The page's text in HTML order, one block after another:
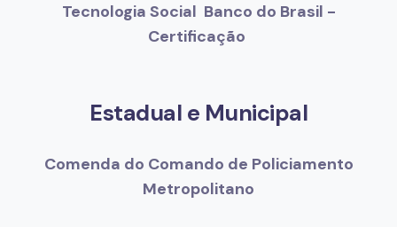
Tecnologia Social Banco do Brasil -
Certificação
Estadual e Municipal
Comenda do Comando de Policiamento
Metropolitano